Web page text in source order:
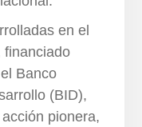
en el
financiado
Banco
(BID),
pionera,